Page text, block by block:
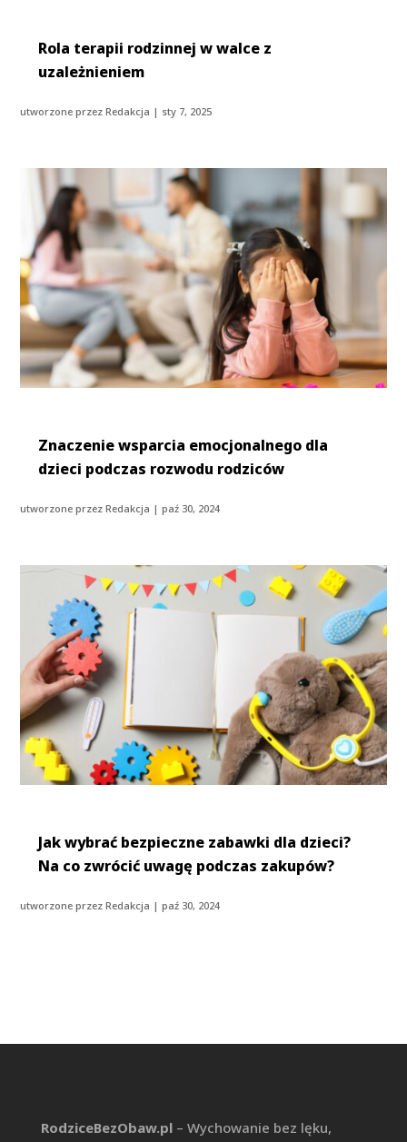
Rola terapii rodzinnej w walce z
uzależnieniem
utworzone przezRedakcja | sty 7, 2025
Znaczenie wsparcia emocjonalnego dla
dzieci podczas rozwodu rodziców
utworzone przezRedakcja |paź 30, 2024
Jak wybrać bezpieczne zabawki dla dzieci?
Na co zwrócić uwagę podczas zakupów?
utworzone przezRedakcja |paź 30, 2024
RodziceBezObaw.pl– Wychowanie bez lęku,